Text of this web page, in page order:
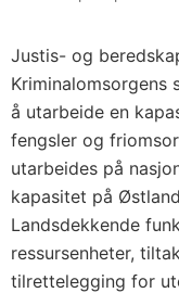
Justis- og
Kriminalomsorgens
å utarbeide en
fengsler og
utarbeides på
kapasitet på
Landsdekkende
ressursenheter,
tilrettelegging for